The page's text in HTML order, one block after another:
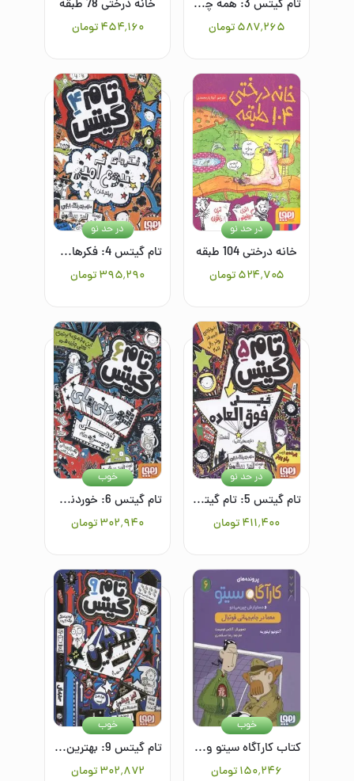
تام گیتس 3: همه چی محشر است (نسبتا)
۵۸۷٬۲۶۵تومان
خانه درختی 78 طبقه
۴۵۴٬۱۶۰ تومان
خانه درختی 104 طبقه
۵۲۴٬۷۰۵ تومان
در حد نو
تام گیتس 4: فکرهای نبوغ‌آمیز (بیشترشان)
۳۹۵٬۲۹۰تومان
در حد نو
تام گیتس 5: تام گیتس خیلی فوق‌العاده است (توی بعضی کارها)
۴۱۱٬۴۰۰تومان
در حد نو
تام گیتس 6: خوردنی‌های خیلی ویژه (...نه)
۳۰۲٬۹۴۰تومان
خوب
کتاب کارآگاه سیتو و دستیارش چین می ادو 6: معما در جام جهانی فوتبال
۱۵۰٬۲۴۶تومان
خوب
تام گیتس 9: بهترین کلاس (تقریبا)
۳۰۲٬۸۷۲ تومان
خوب